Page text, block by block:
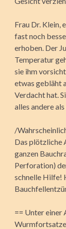
Frau Dr. Klein,
fast noch
erhoben. Der
Temperatur
sie ihm
etwas gebläht
Verdacht hat.
alles andere
/
Das plötzliche
ganzen
Perforation)
schnelle Hilfe!
== Unter einer